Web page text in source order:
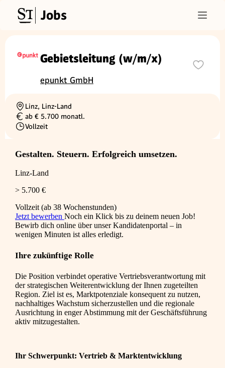
Jobs
Gebietsleitung (w/m/x)
epunkt GmbH
Ortschaft
Linz, Linz-Land
Gehalt
ab € 5.700 monatl.
Beschäftigungsart
Vollzeit
Gestalten. Steuern. Erfolgreich umsetzen.
Linz-Land
> 5.700 €
Vollzeit (ab 38 Wochenstunden)
Jetzt bewerben Noch ein Klick bis zu deinem neuen Job!
Bewirb dich online über unser Kandidatenportal – in
wenigen Minuten ist alles erledigt.
Ihre zukünftige Rolle
Die Position verbindet operative Vertriebsverantwortung mit
der strategischen Weiterentwicklung der Ihnen zugeteilten
Region. Ziel ist es, Marktpotenziale konsequent zu nutzen,
nachhaltiges Wachstum sicherzustellen und die regionale
Ausrichtung in enger Abstimmung mit der Geschäftsführung
aktiv mitzugestalten.
Ihr Schwerpunkt: Vertrieb & Marktentwicklung